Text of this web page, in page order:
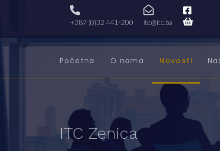
+387 (0)32 441-200 itc@itc.ba
Početna O nama Novosti
ITC Zenica